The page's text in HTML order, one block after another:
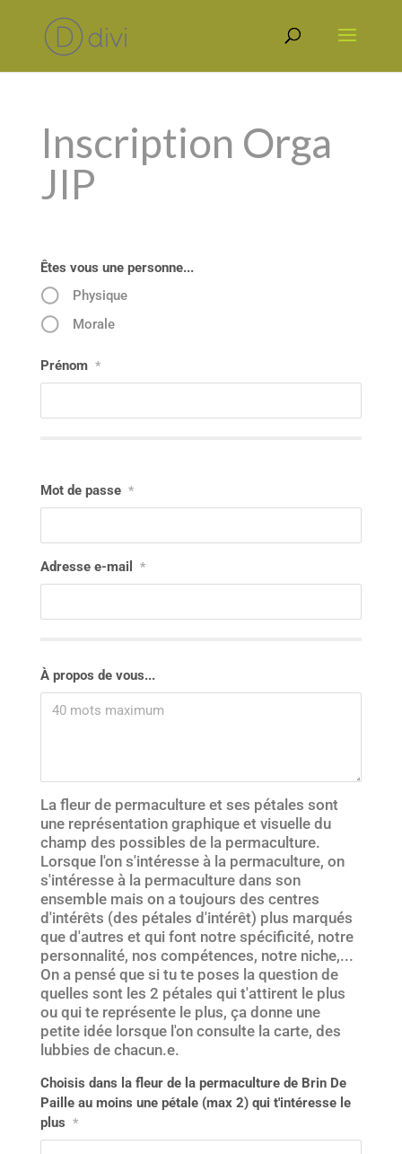
Inscription Orga
JIP
Êtes vous une personne...
Physique
Morale
Prénom *
Mot de passe *
Adresse e-mail *
À propos de vous...
La fleur de permaculture et ses pétales sont
une représentation graphique et visuelle du
champ des possibles de la permaculture.
Lorsque l'on s'intéresse à la permaculture, on
s'intéresse à la permaculture dans son
ensemble mais on a toujours des centres
d'intérêts (des pétales d'intérêt) plus marqués
que d'autres et qui font notre spécificité, notre
personnalité, nos compétences, notre niche,...
On a pensé que si tu te poses la question de
quelles sont les 2 pétales qui t'attirent le plus
ou qui te représente le plus, ça donne une
petite idée lorsque l'on consulte la carte, des
lubbies de chacun.e.
Choisis dans la fleur de la permaculture de Brin De
Paille au moins une pétale (max 2) qui t'intéresse le
plus *